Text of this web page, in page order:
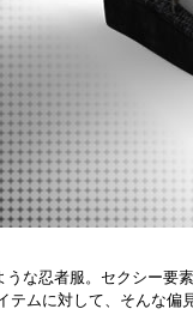
な忍者服。セクシー要
ムに対して、そんな偏